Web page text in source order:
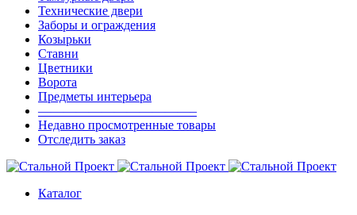
Технические двери
Заборы и ограждения
Козырьки
Ставни
Цветники
Ворота
Предметы интерьера
————————————–
Недавно просмотренные товары
Отследить заказ
Каталог